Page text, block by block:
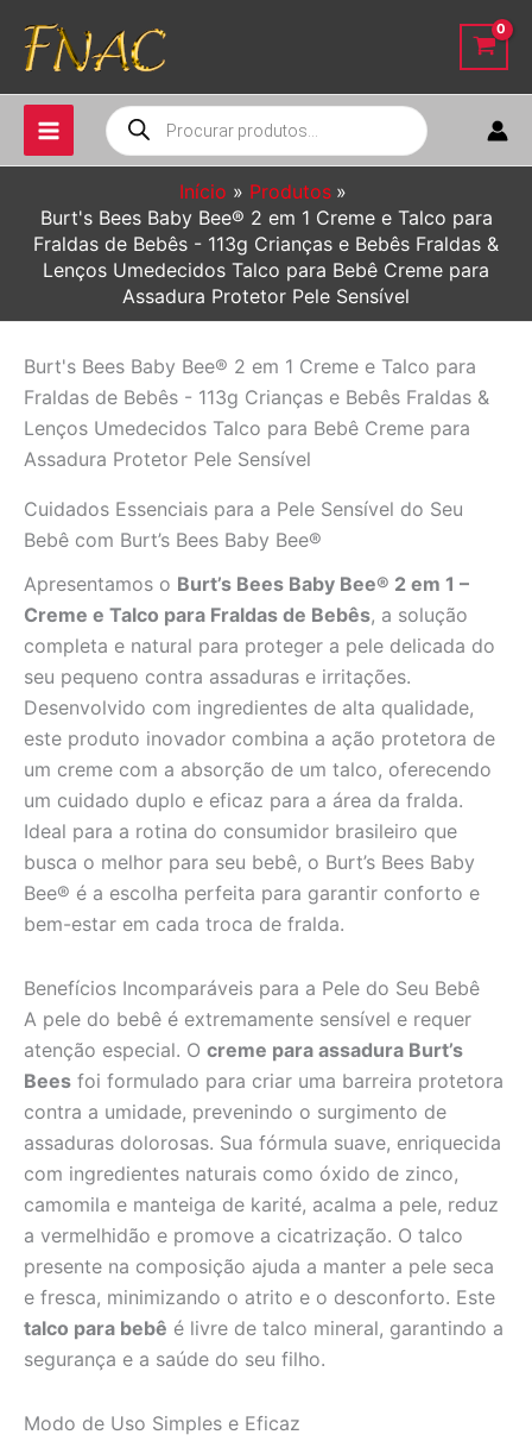
para
conteúdo
Pesquisar
produtos
Início
Produtos
Burt's Bees Baby Bee® 2 em 1 Creme e Talco para
Fraldas de Bebês - 113g Crianças e Bebês Fraldas &
Lenços Umedecidos Talco para Bebê Creme para
Assadura Protetor Pele Sensível
Burt's Bees Baby Bee® 2 em 1 Creme e Talco para
Fraldas de Bebês - 113g Crianças e Bebês Fraldas &
Lenços Umedecidos Talco para Bebê Creme para
Assadura Protetor Pele Sensível
Cuidados Essenciais para a Pele Sensível do Seu
Bebê com Burt’s Bees Baby Bee®
Apresentamos o Burt’s Bees Baby Bee® 2 em 1 –
Creme e Talco para Fraldas de Bebês, a solução
completa e natural para proteger a pele delicada do
seu pequeno contra assaduras e irritações.
Desenvolvido com ingredientes de alta qualidade,
este produto inovador combina a ação protetora de
um creme com a absorção de um talco, oferecendo
um cuidado duplo e eficaz para a área da fralda.
Ideal para a rotina do consumidor brasileiro que
busca o melhor para seu bebê, o Burt’s Bees Baby
Bee® é a escolha perfeita para garantir conforto e
bem-estar em cada troca de fralda.
Benefícios Incomparáveis para a Pele do Seu Bebê
A pele do bebê é extremamente sensível e requer
atenção especial. O creme para assadura Burt’s
Bees foi formulado para criar uma barreira protetora
contra a umidade, prevenindo o surgimento de
assaduras dolorosas. Sua fórmula suave, enriquecida
com ingredientes naturais como óxido de zinco,
camomila e manteiga de karité, acalma a pele, reduz
a vermelhidão e promove a cicatrização. O talco
presente na composição ajuda a manter a pele seca
e fresca, minimizando o atrito e o desconforto. Este
talco para bebê é livre de talco mineral, garantindo a
segurança e a saúde do seu filho.
Modo de Uso Simples e Eficaz